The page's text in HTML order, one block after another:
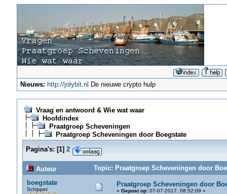
Nieuws: http://jolybit.nl De nieuwe crypto hulp
Vraag en antwoord & Wie wat waar
Hoofdindex
Praatgroep Scheveningen
Praatgroep Scheveningen door Boegstate
Pagina's: [1] 2
Auteur
Topic: Praatgroep Scheveningen door
boegstate
Schipper
Praatgroep Scheveningen door
« Gepost op:07-07-2017, 08:52:09 »